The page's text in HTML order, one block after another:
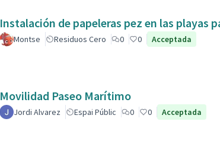
Instalación de papeleras pez en las playas
Montse Residuos Cero 0 0 Acceptada
Movilidad Paseo Marítimo
Jordi Alvarez Espai Públic 0 0 Acceptada